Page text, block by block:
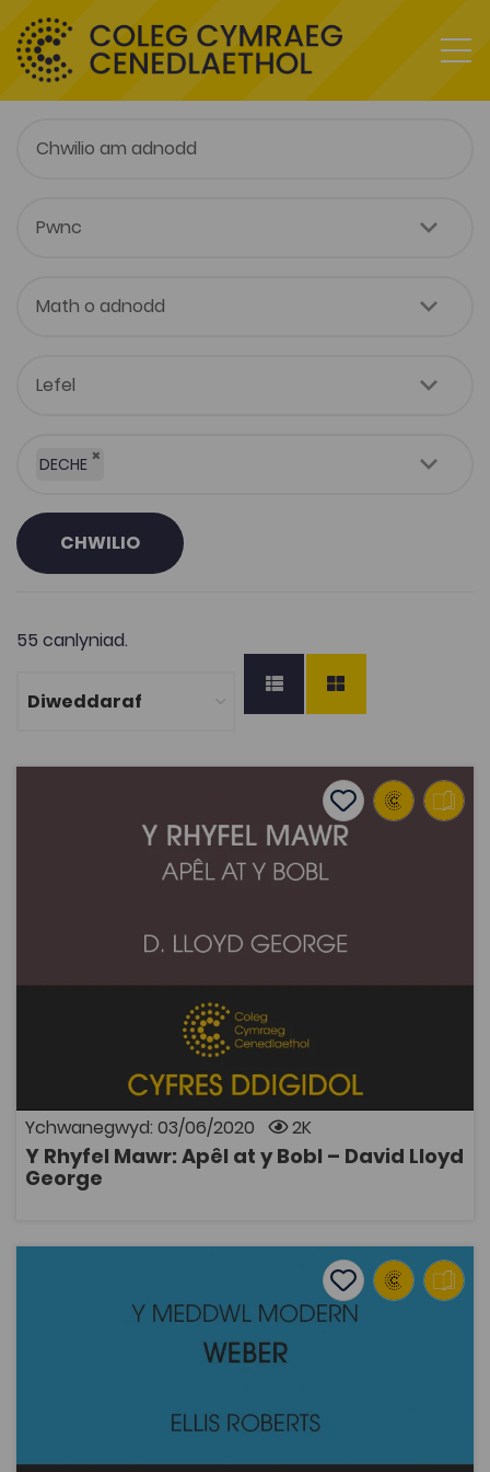
DECHE ×
CHWILIO
55 canlyniad.
Y Rhyfel Mawr: Apêl at y Bobl – David Lloyd George
Add to favourites
Ychwanegwyd: 03/06/2020 2K
Y Rhyfel Mawr: Apêl at y Bobl – David Lloyd
George
Add to favourites
Y Rhyfel Mawr: Apêl at y Bobl – David Lloyd
Hanes Cymru
DECHE
Araith gan David Lloyd George a draddodwyd ym
Mangor yn 1915 pan oedd yn Ganghellor y Trysorlys er
mwyn annog cefnogaeth i'r Rhyfel Byd Cyntaf. Mae'r
e-lyfr hwn yn ffrwyth prosiect DEChE – Digido
AGOR
Y Meddwl Modern: Weber – Ellis Roberts
Add to favourites
Add to favourites
Y Meddwl Modern: Weber – Ellis Roberts
Astudiaethau Crefyddol
Prosiect Digideiddio
Pont i'r Brifysgol
Cymdeithaseg a Pholisi Cymdeithasol
DECHE